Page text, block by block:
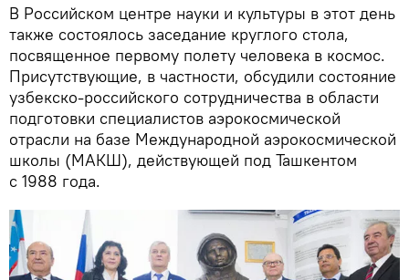
В Российском центре науки и культуры в этот день
также состоялось заседание круглого стола,
посвященное первому полету человека в космос.
Присутствующие, в частности, обсудили состояние
узбекско-российского сотрудничества в области
подготовки специалистов аэрокосмической
отрасли на базе Международной аэрокосмической
школы (МАКШ), действующей под Ташкентом
с 1988 года.